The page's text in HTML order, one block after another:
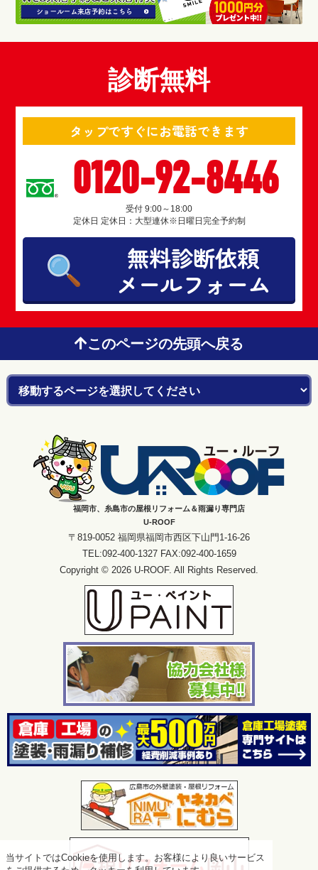
当サイトではCookieを使用します。お客様により良いサービス
診断無料
タップですぐにお電話できます
0120-92-8446
受付 9:00～18:00
定休日 定休日：大型連休※日曜日完全予約制
無料診断依頼
メールフォーム
このページの先頭へ戻る
福岡市、糸島市の屋根リフォーム＆雨漏り専門店
U-ROOF
〒819-0052 福岡県福岡市西区下山門1-16-26
TEL:092-400-1327 FAX:092-400-1659
Copyright © 2026 U-ROOF. All Rights Reserved.